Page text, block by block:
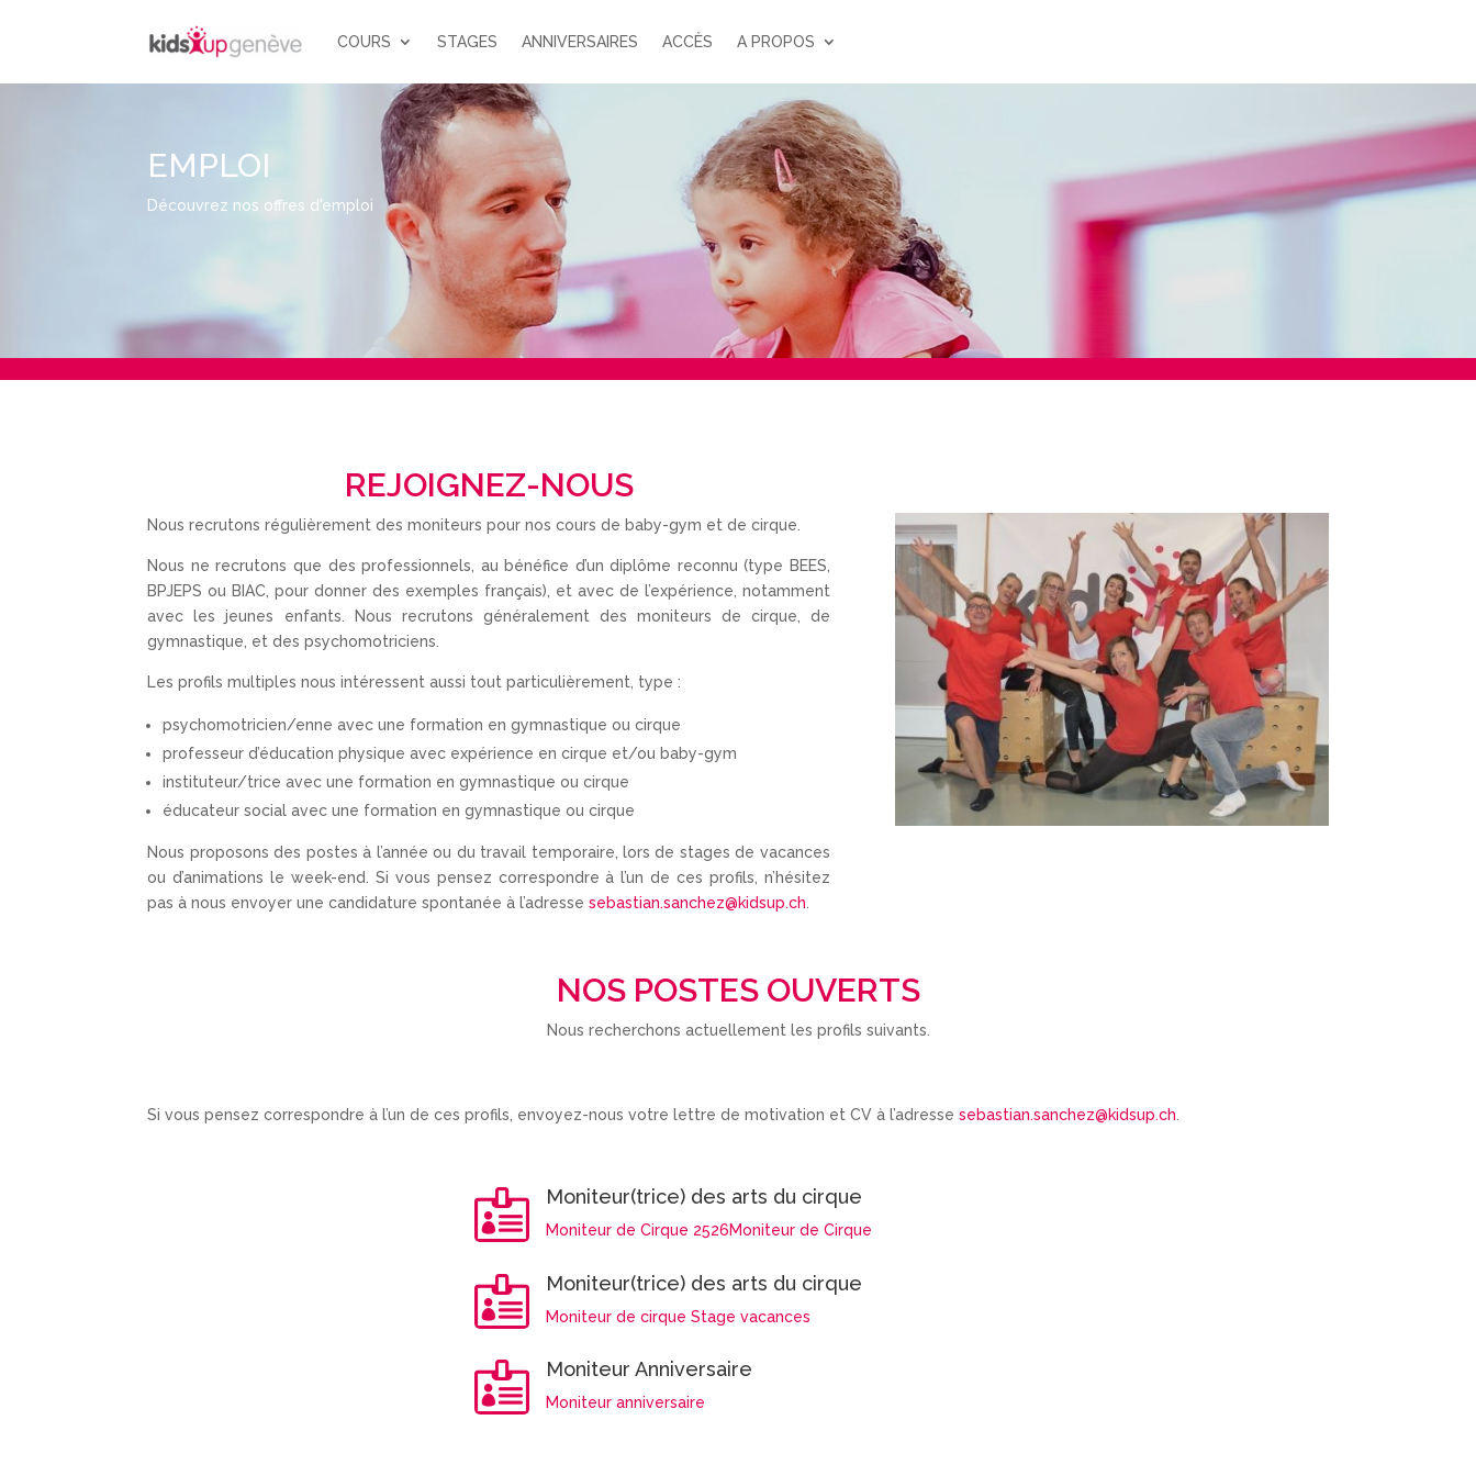
COURS STAGES ANNIVERSAIRES ACCÈS A PROPOS
EMPLOI
Découvrez nos offres d'emploi
REJOIGNEZ-NOUS
Nous recrutons régulièrement des moniteurs pour nos cours de baby-gym et de cirque.
Nous ne recrutons que des professionnels, au bénéfice d’un diplôme reconnu (type BEES,
BPJEPS ou BIAC, pour donner des exemples français), et avec de l’expérience, notamment
avec les jeunes enfants. Nous recrutons généralement des moniteurs de cirque, de
gymnastique, et des psychomotriciens.
Les profils multiples nous intéressent aussi tout particulièrement, type :
psychomotricien/enne avec une formation en gymnastique ou cirque
professeur d’éducation physique avec expérience en cirque et/ou baby-gym
instituteur/trice avec une formation en gymnastique ou cirque
éducateur social avec une formation en gymnastique ou cirque
Nous proposons des postes à l’année ou du travail temporaire, lors de stages de vacances
ou d’animations le week-end. Si vous pensez correspondre à l’un de ces profils, n’hésitez
pas à nous envoyer une candidature spontanée à l’adressesebastian.sanchez@kidsup.ch
NOS POSTES OUVERTS
Nous recherchons actuellement les profils suivants.
Si vous pensez correspondre à l’un de ces profils, envoyez-nous votre lettre de motivation et CV à l’adressesebastian.sanchez@kidsup.ch
 Moniteur(trice) des arts du cirque
Moniteur de Cirque 2526Moniteur de Cirque
 Moniteur(trice) des arts du cirque
Moniteur de cirque Stage vacances
 Moniteur Anniversaire
Moniteur anniversaire